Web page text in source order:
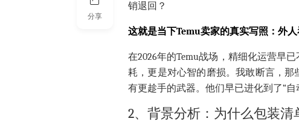
销退回？
这就是当下Temu卖家的真实写照：外人
在2026年的Temu战场，精细化运营早
耗，更是对心智的磨损。我敢断言，
有更趁手的武器。他们早已进化到了“自
2、背景分析：为什么包装清
分享